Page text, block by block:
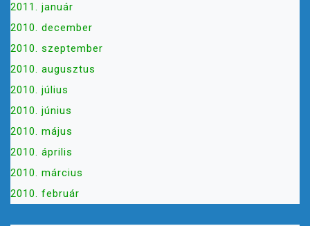
2011. január
2010. december
2010. szeptember
2010. augusztus
2010. július
2010. június
2010. május
2010. április
2010. március
2010. február